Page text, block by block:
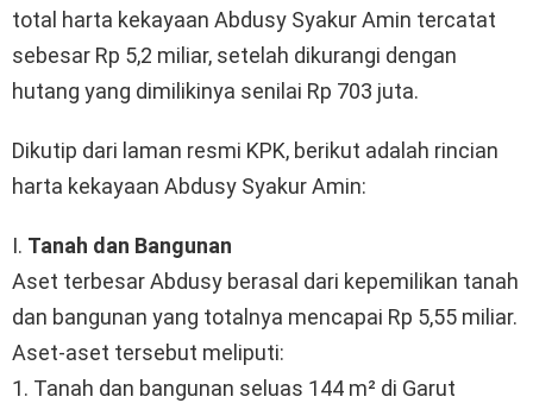
total harta kekayaan Abdusy Syakur Amin tercatat
sebesar Rp 5,2 miliar, setelah dikurangi dengan
hutang yang dimilikinya senilai Rp 703 juta.
Dikutip dari laman resmi KPK, berikut adalah rincian
harta kekayaan Abdusy Syakur Amin:
I. Tanah dan Bangunan
Aset terbesar Abdusy berasal dari kepemilikan tanah
dan bangunan yang totalnya mencapai Rp 5,55 miliar.
Aset-aset tersebut meliputi:
1. Tanah dan bangunan seluas 144 m² di Garut